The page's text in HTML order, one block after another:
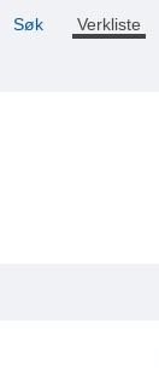
Søk Verkliste